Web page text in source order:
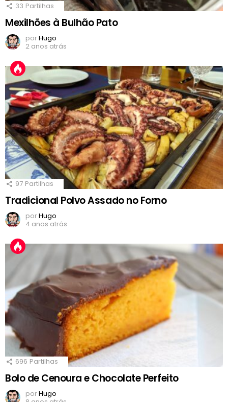
33 Partilhas
Mexilhões à Bulhão Pato
porHugo
2 anos atrás
97 Partilhas
Tradicional Polvo Assado no Forno
porHugo
4 anos atrás
696 Partilhas
Bolo de Cenoura e Chocolate Perfeito
porHugo